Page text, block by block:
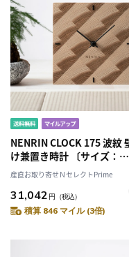
NENRIN CLOCK 175 波紋
け兼置き時計 〔サイズ：
W175×H175×D40mm、
脚付き、単三電池1本〕［北
道・離島 配送不可］
産直お取り寄せＮセレクトPrime
31,042 円 （税込）
積算 846 マイル (3倍)